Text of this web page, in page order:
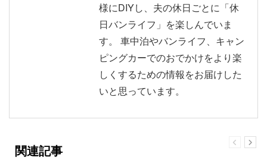
様にDIYし、夫の休日ごとに「休
日バンライフ」を楽しんでいま
す。 車中泊やバンライフ、キャン
ピングカーでのおでかけをより楽
しくするための情報をお届けした
いと思っています。
関連記事